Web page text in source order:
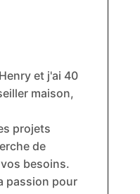
et j'ai 40
maison,
projets
de
besoins.
passion pour